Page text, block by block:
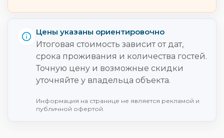
Цены указаны ориентировочно
Итоговая стоимость зависит от дат,
срока проживания и количества гостей.
Точную цену и возможные скидки
уточняйте у владельца объекта.
Информация на странице не является рекламой и
публичной офертой.